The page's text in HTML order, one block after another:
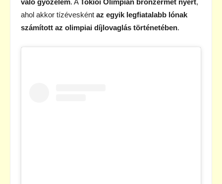
való győzelem. ATokiói Olimpián bronzérmet nyert,
ahol akkor tízévesként az egyik legfiatalabb lónak
számított az olimpiai díjlovaglás történetében.